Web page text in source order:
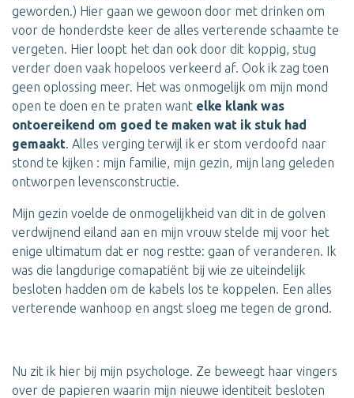
geworden.) Hier gaan we gewoon door met drinken om
voor de honderdste keer de alles verterende schaamte te
vergeten. Hier loopt het dan ook door dit koppig, stug
verder doen vaak hopeloos verkeerd af. Ook ik zag toen
geen oplossing meer. Het was onmogelijk om mijn mond
open te doen en te praten want elke klank was
ontoereikend om goed te maken wat ik stuk had
gemaakt. Alles verging terwijl ik er stom verdoofd naar
stond te kijken : mijn familie, mijn gezin, mijn lang geleden
ontworpen levensconstructie.
Mijn gezin voelde de onmogelijkheid van dit in de golven
verdwijnend eiland aan en mijn vrouw stelde mij voor het
enige ultimatum dat er nog restte: gaan of veranderen. Ik
was die langdurige comapatiënt bij wie ze uiteindelijk
besloten hadden om de kabels los te koppelen. Een alles
verterende wanhoop en angst sloeg me tegen de grond.
Nu zit ik hier bij mijn psychologe. Ze beweegt haar vingers
over de papieren waarin mijn nieuwe identiteit besloten